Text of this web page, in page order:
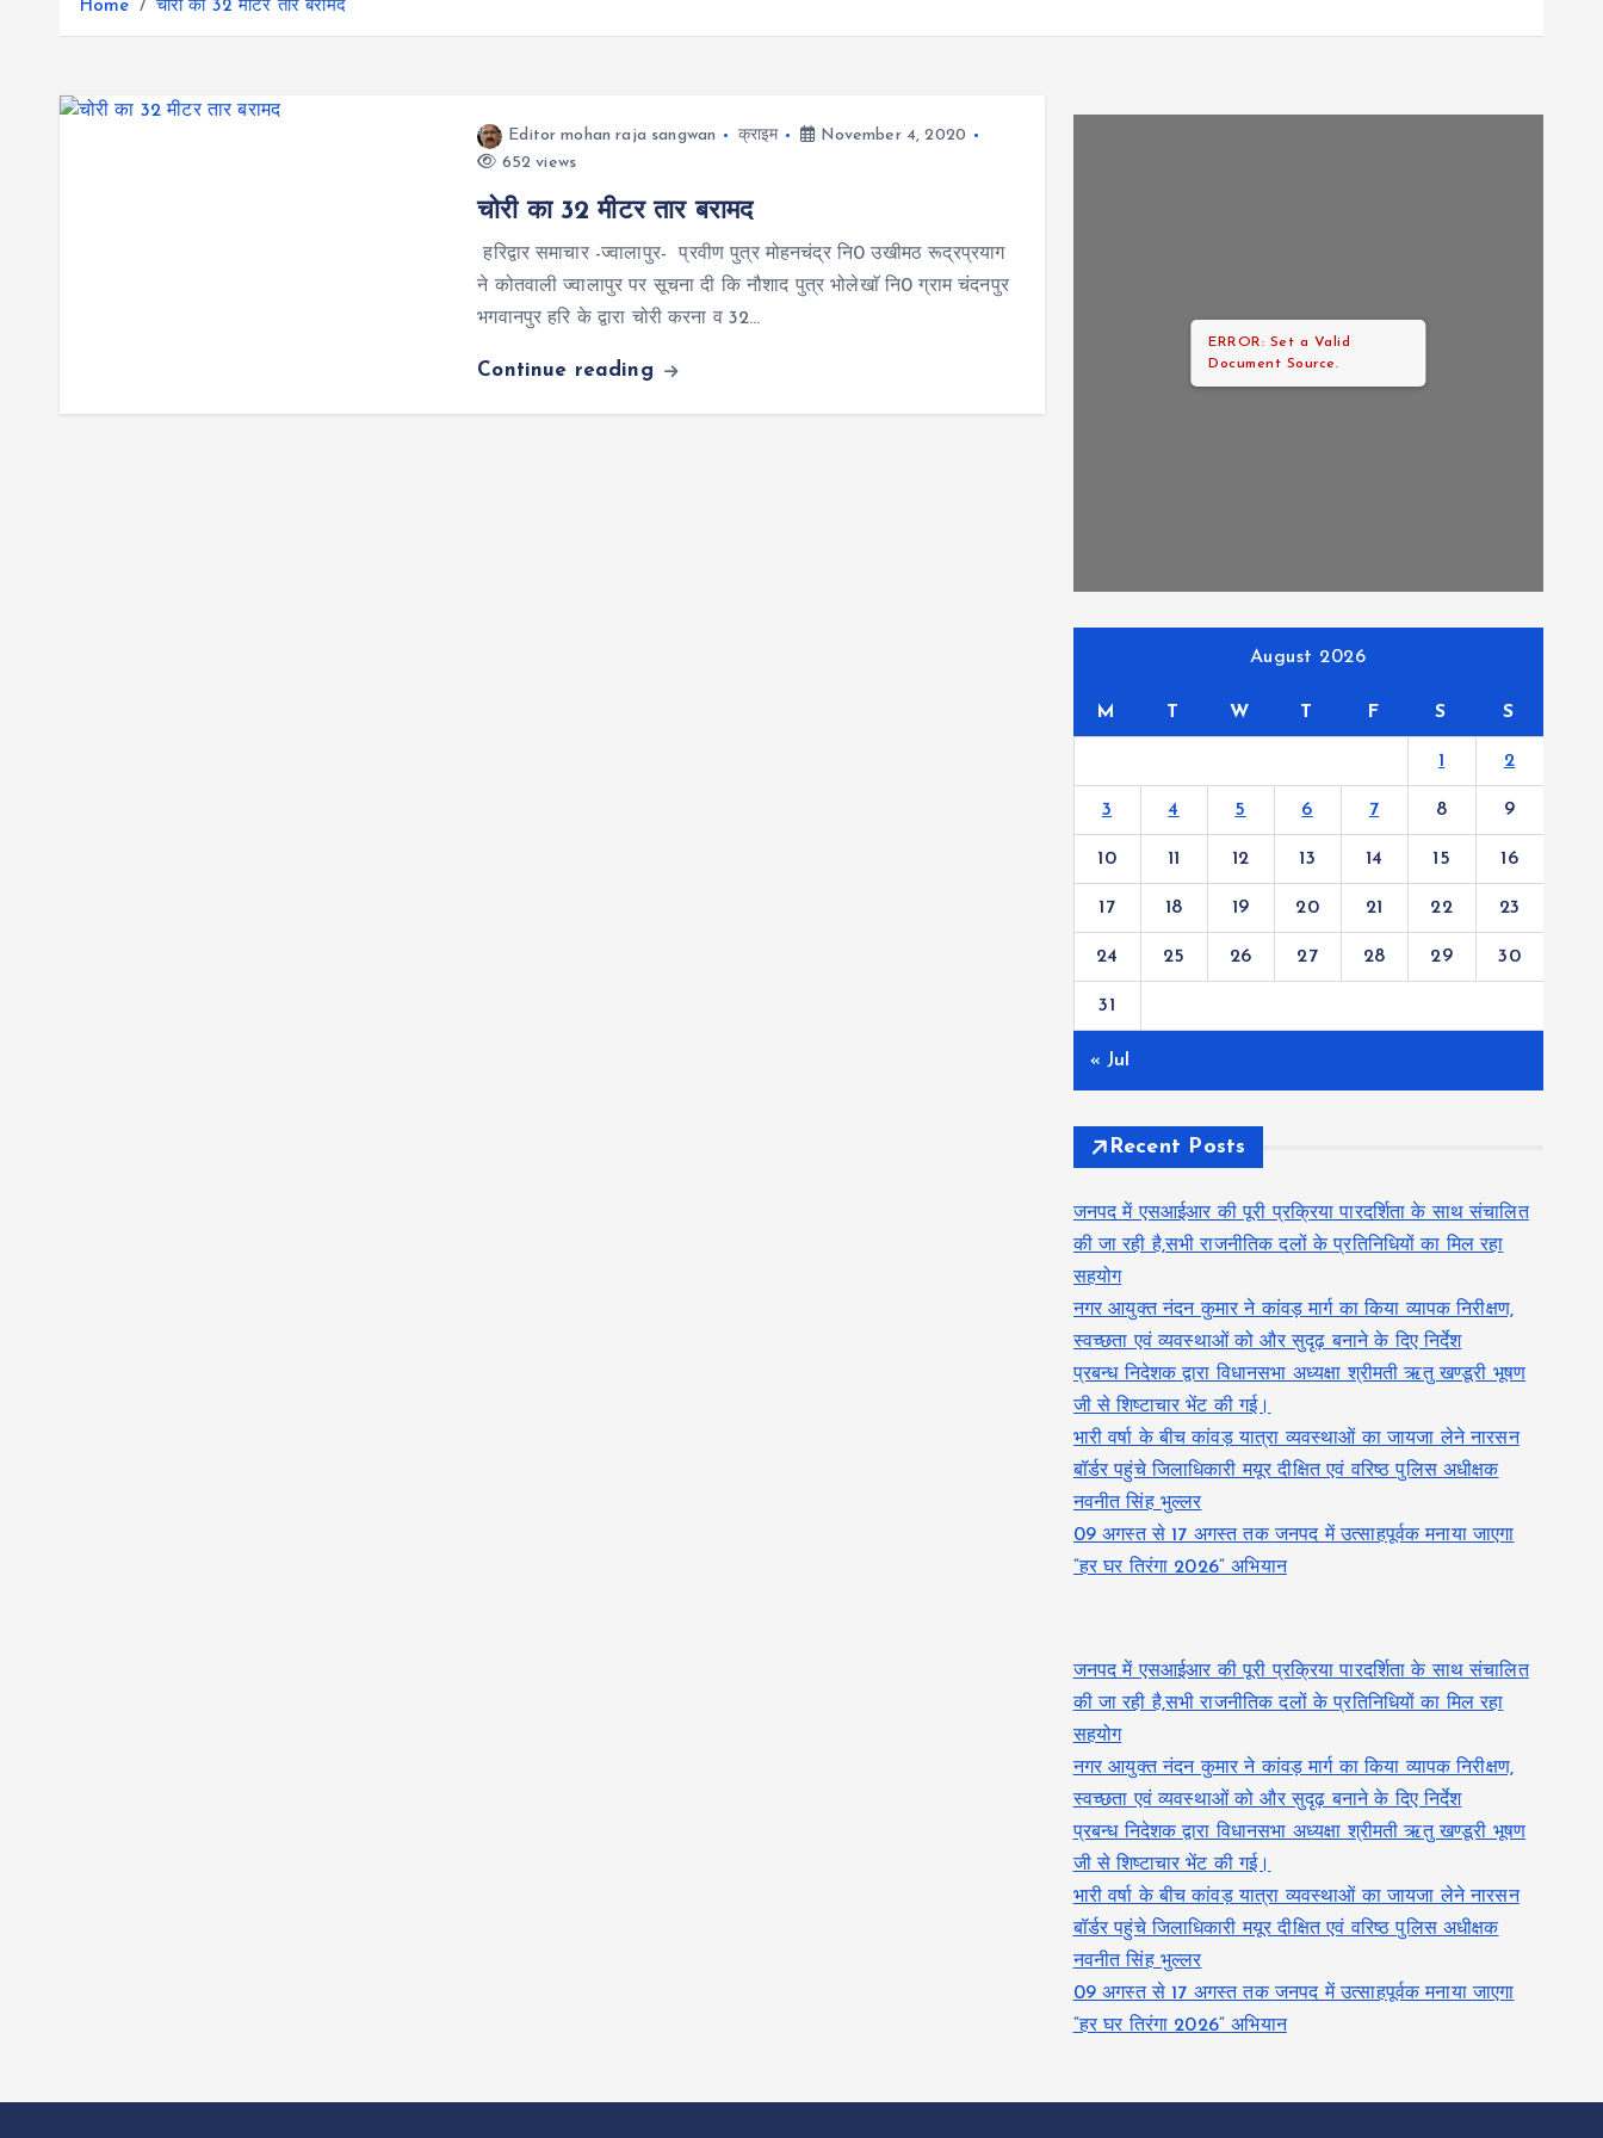
Home चोरी का 32 मीटर तार बरामद
Editor mohan raja sangwan क्राइम
November 4, 2020
652 views
चोरी का 32 मीटर तार बरामद
हरिद्वार समाचार -ज्वालापुर- प्रवीण पुत्र मोहनचंद्र नि0 उखीमठ रूद्रप्रयाग
ने कोतवाली ज्वालापुर पर सूचना दी कि नौशाद पुत्र भोलेखाॅ नि0 ग्राम चंदनपुर
भगवानपुर हरि के द्वारा चोरी करना व 32…
Continue reading
ERROR: Set a Valid
Document Source.
August 2026
M T W T F S S
1 2
3 4 5 6 7 8 9
10 11 12 13 14 15 16
17 18 19 20 21 22 23
24 25 26 27 28 29 30
31
« Jul
Recent Posts
जनपद में एसआईआर की पूरी प्रक्रिया पारदर्शिता के साथ संचालित
की जा रही है,सभी राजनीतिक दलों के प्रतिनिधियों का मिल रहा
सहयोग
नगर आयुक्त नंदन कुमार ने कांवड़ मार्ग का किया व्यापक निरीक्षण,
स्वच्छता एवं व्यवस्थाओं को और सुदृढ़ बनाने के दिए निर्देश
प्रबन्ध निदेशक द्वारा विधानसभा अध्यक्षा श्रीमती ऋतु खण्डूरी भूषण
जी से शिष्टाचार भेंट की गई।
भारी वर्षा के बीच कांवड़ यात्रा व्यवस्थाओं का जायजा लेने नारसन
बॉर्डर पहुंचे जिलाधिकारी मयूर दीक्षित एवं वरिष्ठ पुलिस अधीक्षक
नवनीत सिंह भुल्लर
09 अगस्त से 17 अगस्त तक जनपद में उत्साहपूर्वक मनाया जाएगा
“हर घर तिरंगा 2026” अभियान
जनपद में एसआईआर की पूरी प्रक्रिया पारदर्शिता के साथ संचालित
की जा रही है,सभी राजनीतिक दलों के प्रतिनिधियों का मिल रहा
सहयोग
नगर आयुक्त नंदन कुमार ने कांवड़ मार्ग का किया व्यापक निरीक्षण,
स्वच्छता एवं व्यवस्थाओं को और सुदृढ़ बनाने के दिए निर्देश
प्रबन्ध निदेशक द्वारा विधानसभा अध्यक्षा श्रीमती ऋतु खण्डूरी भूषण
जी से शिष्टाचार भेंट की गई।
भारी वर्षा के बीच कांवड़ यात्रा व्यवस्थाओं का जायजा लेने नारसन
बॉर्डर पहुंचे जिलाधिकारी मयूर दीक्षित एवं वरिष्ठ पुलिस अधीक्षक
नवनीत सिंह भुल्लर
09 अगस्त से 17 अगस्त तक जनपद में उत्साहपूर्वक मनाया जाएगा
“हर घर तिरंगा 2026” अभियान